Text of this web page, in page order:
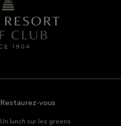
Restaurez-vous
Un lunch sur les greens